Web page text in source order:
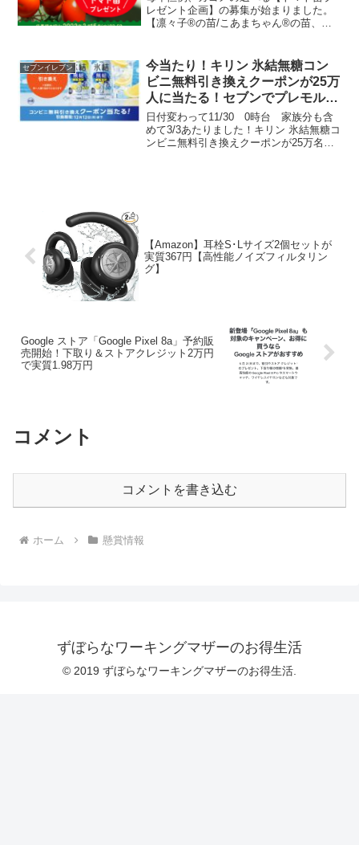
レゼント企画】の募集が始まりました。
【凛々子®の苗/こあまちゃん®の苗、い
て、発送時期が選べます。募集期間：
2023年2月1日...
セブンイレブン
今当たり！キリン 氷結無糖コン
ビニ無料引き換えクーポンが25万
人に当たる！セブンでプレモル当
たるかも
日付変わって11/30 0時台 家族分も含
めて3/3あたりました！キリン 氷結無糖コ
ンビニ無料引き換えクーポンが25万名様
【Amazon】耳栓S･Lサイズ2個セットが
実質367円【高性能ノイズフィルタリン
グ】
Google ストア「Google Pixel 8a」予約販
売開始！下取り＆ストアクレジット2万円
で実質1.98万円
コメント
コメントを書き込む
ホーム 懸賞情報
ずぼらなワーキングマザーのお得生活
© 2019 ずぼらなワーキングマザーのお得生活.